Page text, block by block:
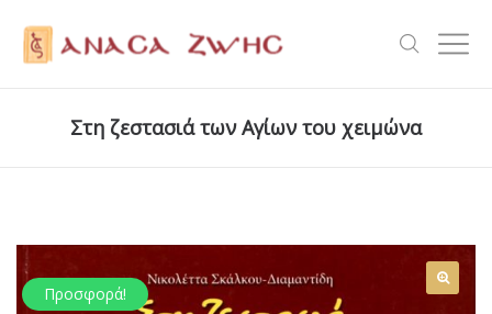
Στη ζεστασιά των Αγίων του χειμώνα
Προσφορά!